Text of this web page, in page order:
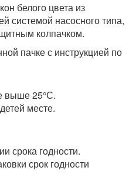
белого цвета из
системой насосного типа,
колпачком.
пачке с инструкцией по
выше 25°С.
месте.
срока годности.
срок годности